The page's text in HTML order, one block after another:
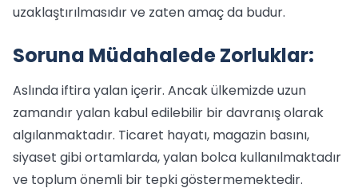
uzaklaştırılmasıdır ve zaten amaç da budur.
Soruna Müdahalede Zorluklar:
Aslında iftira yalan içerir. Ancak ülkemizde uzun
zamandır yalan kabul edilebilir bir davranış olarak
algılanmaktadır. Ticaret hayatı, magazin basını,
siyaset gibi ortamlarda, yalan bolca kullanılmaktadır
ve toplum önemli bir tepki göstermemektedir.